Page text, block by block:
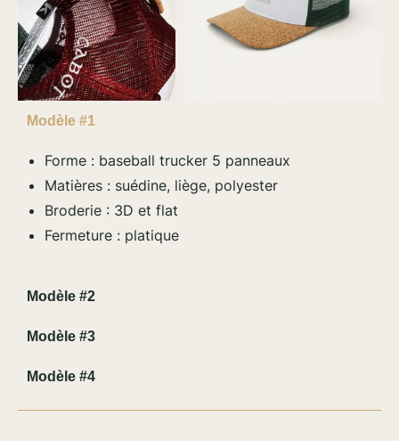
Modèle #1
Forme : baseball trucker 5 panneaux
Matières : suédine, liège, polyester
Broderie : 3D et flat
Fermeture : platique
Modèle #2
Modèle #3
Modèle #4